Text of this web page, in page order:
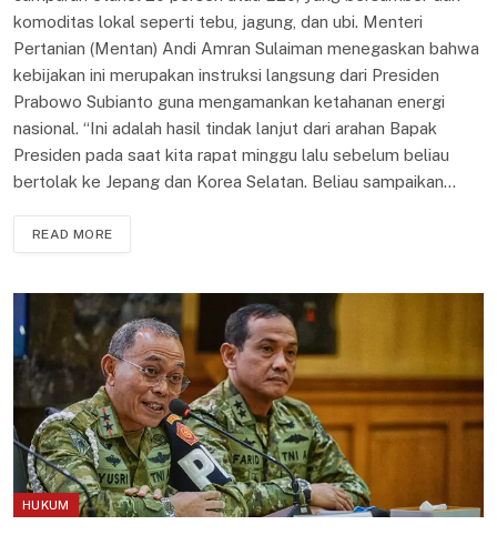
komoditas lokal seperti tebu, jagung, dan ubi. Menteri
Pertanian (Mentan) Andi Amran Sulaiman menegaskan bahwa
kebijakan ini merupakan instruksi langsung dari Presiden
Prabowo Subianto guna mengamankan ketahanan energi
nasional. “Ini adalah hasil tindak lanjut dari arahan Bapak
Presiden pada saat kita rapat minggu lalu sebelum beliau
bertolak ke Jepang dan Korea Selatan. Beliau sampaikan…
READ MORE
HUKUM